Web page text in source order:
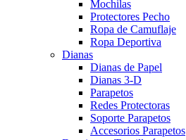
Mochilas
Protectores Pecho
Ropa de Camuflaje
Ropa Deportiva
Dianas
Dianas de Papel
Dianas 3-D
Parapetos
Redes Protectoras
Soporte Parapetos
Accesorios Parapetos